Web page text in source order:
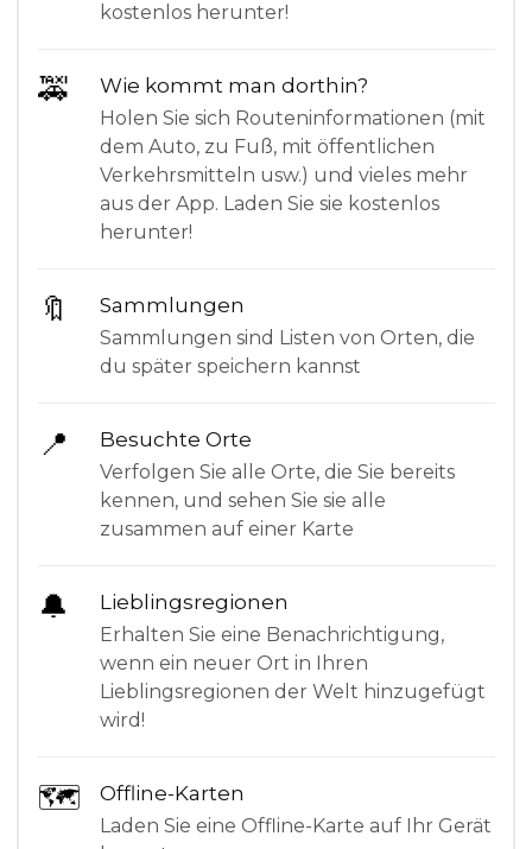
kostenlos herunter!
🚕 Wie kommt man dorthin?
Holen Sie sich Routeninformationen (mit
dem Auto, zu Fuß, mit öffentlichen
Verkehrsmitteln usw.) und vieles mehr
aus der App. Laden Sie sie kostenlos
herunter!
🔖 Sammlungen
Sammlungen sind Listen von Orten, die
du später speichern kannst
📍 Besuchte Orte
Verfolgen Sie alle Orte, die Sie bereits
kennen, und sehen Sie sie alle
zusammen auf einer Karte
🔔 Lieblingsregionen
Erhalten Sie eine Benachrichtigung,
wenn ein neuer Ort in Ihren
Lieblingsregionen der Welt hinzugefügt
wird!
🗺 Offline-Karten
Laden Sie eine Offline-Karte auf Ihr Gerät